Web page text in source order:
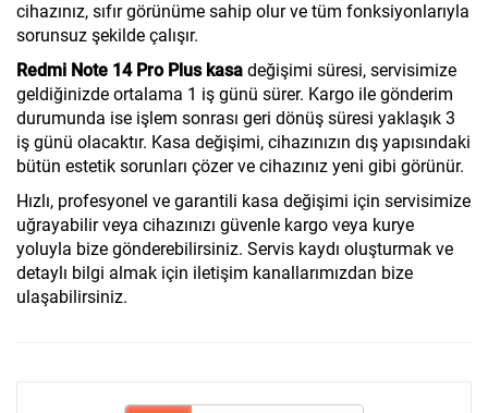
cihazınız, sıfır görünüme sahip olur ve tüm fonksiyonlarıyla
sorunsuz şekilde çalışır.
Redmi Note 14 Pro Plus kasa değişimi süresi, servisimize
geldiğinizde ortalama 1 iş günü sürer. Kargo ile gönderim
durumunda ise işlem sonrası geri dönüş süresi yaklaşık 3
iş günü olacaktır. Kasa değişimi, cihazınızın dış yapısındaki
bütün estetik sorunları çözer ve cihazınız yeni gibi görünür.
Hızlı, profesyonel ve garantili kasa değişimi için servisimize
uğrayabilir veya cihazınızı güvenle kargo veya kurye
yoluyla bize gönderebilirsiniz. Servis kaydı oluşturmak ve
detaylı bilgi almak için iletişim kanallarımızdan bize
ulaşabilirsiniz.